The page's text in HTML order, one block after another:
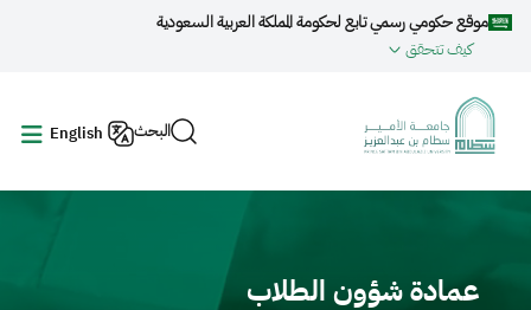
تجاوز إلى المحتوى الرئيسي
موقع حكومي رسمي تابع لحكومة المملكة العربية السعودية
كيف تتحقق
البحث English
عمادة شؤون الطلاب